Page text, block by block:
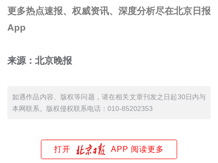
更多热点速报、权威资讯、深度分析尽在北京日报
App
来源：北京晚报
如遇作品内容、版权等问题，请在相关文章刊发之日起30日内与
本网联系。版权侵权联系电话：010-85202353
打开 APP 阅读更多